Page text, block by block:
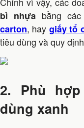
bì nhựa bằng
carton, hay giấy tổ
tiêu dùng và quy
2. Phù
dùng xanh